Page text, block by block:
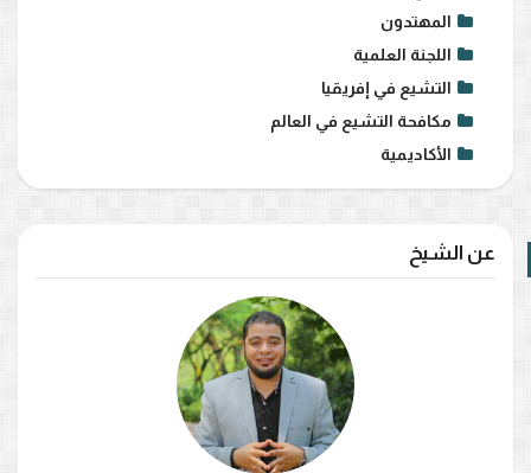
المهتدون
اللجنة العلمية
التشيع في إفريقيا
مكافحة التشيع في العالم
الأكاديمية
عن الشيخ